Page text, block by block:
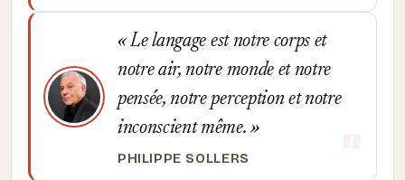
Le langage est notre corps et
notre air, notre monde et notre
pensée, notre perception et notre
inconscient même.
PHILIPPE SOLLERS